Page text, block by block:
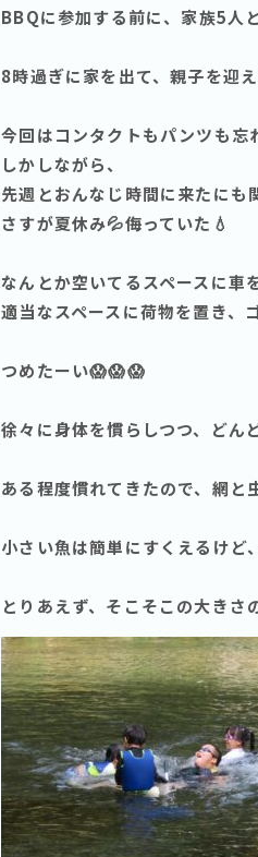
BBQに参加する前に、家族5人
8時過ぎに家を出て、親子を迎
今回はコンタクトもパンツも忘
しかしながら、
先週とおんなじ時間に来たに
さすが夏休み💦侮っていた💧
なんとか空いてるスペースに車
適当なスペースに荷物を置き、
つめたーい😱😱😱
徐々に身体を慣らしつつ、どん
ある程度慣れてきたので、網と
小さい魚は簡単にすくえるけど
とりあえず、そこそこの大き